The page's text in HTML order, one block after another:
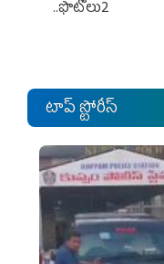
..ఫొటోలు2
టాప్ స్టోరీస్